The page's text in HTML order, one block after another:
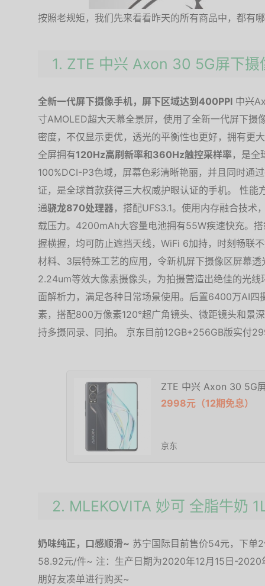
按照老规矩，我们先来看看昨天的所有商品中，都有
1. ZTE 中兴 Axon 30 5G屏下
全新一代屏下摄像手机，屏下区域达到400PPI 中兴
寸AMOLED超大天幕全景屏，使用了全新一代屏下摄
密度，不仅显示更优，透光的平衡性也更好，拥有更
全屏拥有120Hz高刷新率和360Hz触控采样率，是全
100%DCI-P3色域，屏幕色彩清晰艳丽，并且同时通
证，是全球首款获得三大权威护眼认证的手机。 性
通骁龙870处理器，搭配UFS3.1。使用内存融合技术
载压力。4200mAh大容量电池拥有55W疾速快充。搭
握横握，均可防止遮挡天线，WiFi 6加持，时刻畅联
材料、3层特殊工艺的应用，令新机屏下摄像区屏幕
2.24um等效大像素摄像头，为拍摄营造出绝佳的光
面解析力，满足各种日常场景使用。后置6400万AI
素，搭配800万像素120°超广角镜头、微距镜头和景
持多摄同录、同拍。 京东目前12GB+256GB版实付
ZTE 中兴 Axon 30 5G
2998元（12期免息）
京东
2. MLEKOVITA 妙可 全脂牛奶
奶味纯正，口感顺滑~ 苏宁国际目前售价54元，下单
58.92元/件~ 注：生产日期为2020年12月15日-2020
朋好友凑单进行购买~